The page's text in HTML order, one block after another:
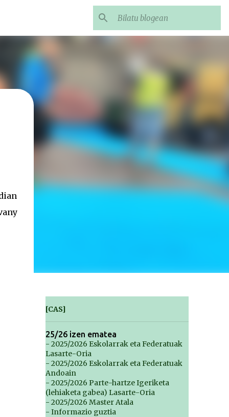
[CAS]
25/26 izen ematea
- 2025/2026 Eskolarrak eta Federatuak
Lasarte-Oria
- 2025/2026 Eskolarrak eta Federatuak
Andoain
- 2025/2026 Parte-hartze Igeriketa
(lehiaketa gabea) Lasarte-Oria
- 2025/2026 Master Atala
- Informazio guztia